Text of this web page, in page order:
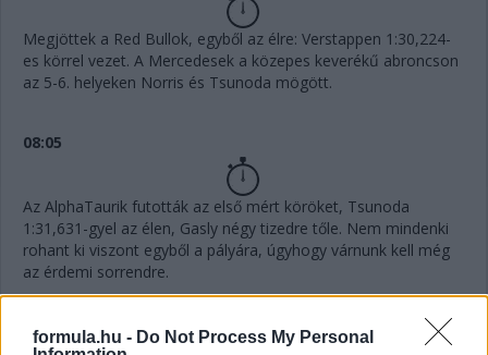
formula.hu - Do Not Process My Personal
Megjöttek a Red Bullok, egyből az élre: Verstappen 1:30,224-
es körrel vezet. A Mercedesek a közepes keverékű abroncson
az 5-6. helyeken Norris és Tsunoda mögött.
08:05
Az AlphaTaurik futották az első mért köröket, Tsunoda
1:31,631-gyel az élen, Gasly négy tizedre tőle. Nem mindenki
rohant ki viszont egyből a pályára, úgyhogy várnunk kell még
az érdemi sorrendre.
pic.twitter.com/jBVRsF2lIP
— Scuderia AlphaTauri (@AlphaTauriF1)October 8,